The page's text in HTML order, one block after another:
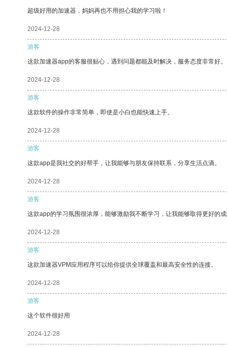
超级好用的加速器，妈妈再也不用担心我的学习啦！
2024-12-28
游客
这款加速器app的客服很贴心，遇到问题都能及时解决，服务态度非常好。
2024-12-28
游客
这款软件的操作非常简单，即使是小白也能快速上手。
2024-12-28
游客
这款app是我社交的好帮手，让我能够与朋友保持联系，分享生活点滴。
2024-12-28
游客
这款app的学习氛围很浓厚，能够激励我不断学习，让我能够取得更好的
2024-12-28
游客
这款加速器VPM应用程序可以给你提供全球覆盖和最高安全性的连接。
2024-12-28
游客
这个软件很好用
2024-12-28